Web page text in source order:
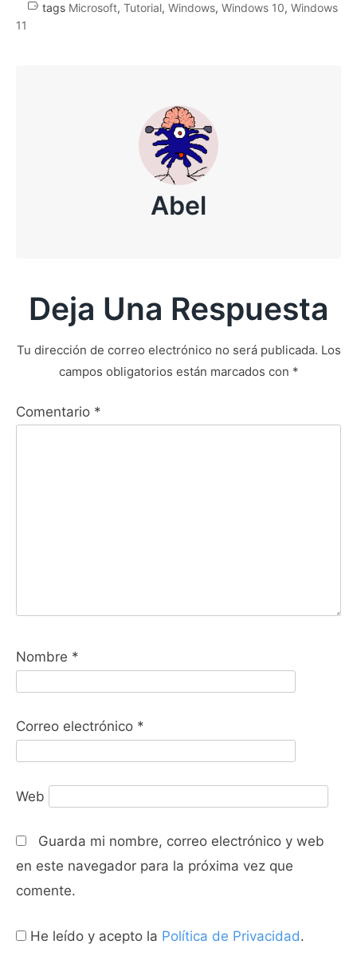
tags Microsoft, Tutorial, Windows, Windows 10, Windows
11
Abel
Deja Una Respuesta
Tu dirección de correo electrónico no será publicada. Los
campos obligatorios están marcados con *
Comentario *
Nombre *
Correo electrónico *
Web
Guarda mi nombre, correo electrónico y web
en este navegador para la próxima vez que
comente.
He leído y acepto la Política de Privacidad.